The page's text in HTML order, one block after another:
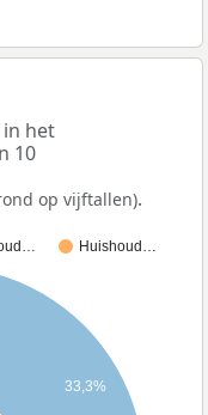
het
10
op vijftallen).
Huishoud…
33,3%